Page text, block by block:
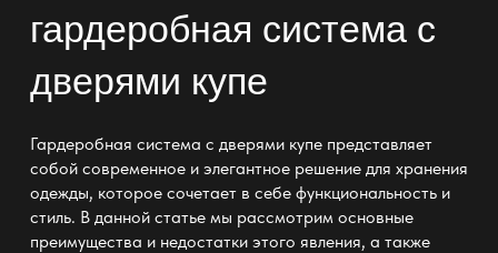
гардеробная система с
дверями купе
Гардеробная система с дверями купе представляет
собой современное и элегантное решение для хранения
одежды, которое сочетает в себе функциональность и
стиль. В данной статье мы рассмотрим основные
преимущества и недостатки этого явления, а также